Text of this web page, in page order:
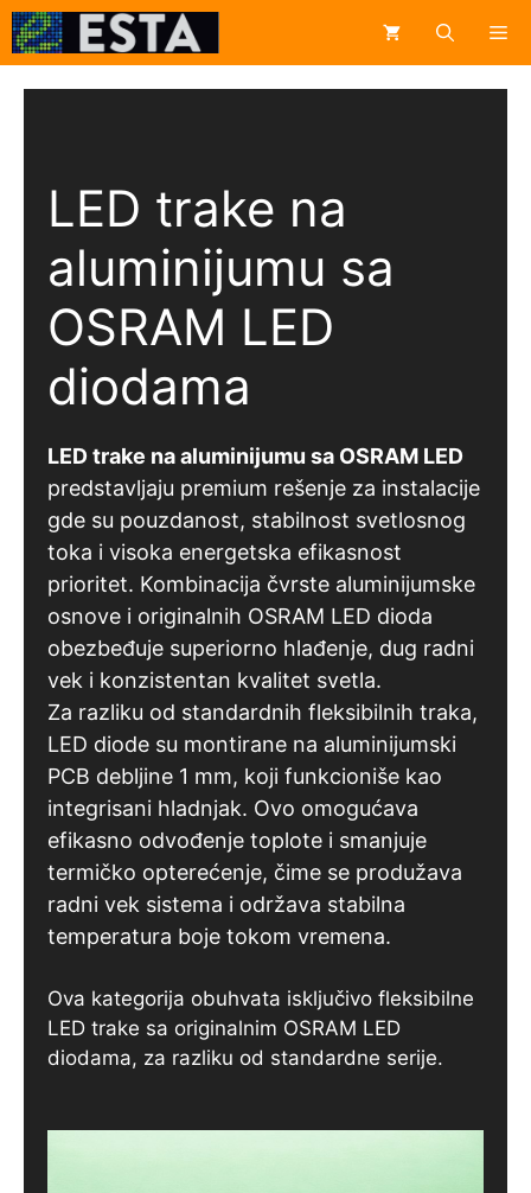
Skip
to
content
LED trake na
aluminijumu sa
OSRAM LED
diodama
LED trake na aluminijumu sa OSRAM LED
predstavljaju premium rešenje za instalacije
gde su pouzdanost, stabilnost svetlosnog
toka i visoka energetska efikasnost
prioritet. Kombinacija čvrste aluminijumske
osnove i originalnih OSRAM LED dioda
obezbeđuje superiorno hlađenje, dug radni
vek i konzistentan kvalitet svetla.
Za razliku od standardnih fleksibilnih traka,
LED diode su montirane na aluminijumski
PCB debljine 1 mm, koji funkcioniše kao
integrisani hladnjak. Ovo omogućava
efikasno odvođenje toplote i smanjuje
termičko opterećenje, čime se produžava
radni vek sistema i održava stabilna
temperatura boje tokom vremena.
Ova kategorija obuhvata isključivo fleksibilne
LED trake sa originalnim OSRAM LED
diodama, za razliku od standardne serije.